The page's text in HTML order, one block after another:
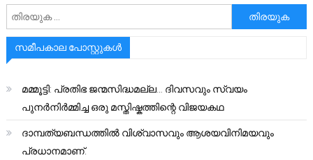
അനേഷിക്കുക
സമീപകാല പോസ്റ്റുകൾ
മമ്മൂട്ടി: പ്രതിഭ ജന്മസിദ്ധമല്ല… ദിവസവും സ്വയം
പുനർനിർമ്മിച്ച ഒരു മസ്തിഷ്കത്തിന്റെ വിജയകഥ
ദാമ്പത്യബന്ധത്തിൽ വിശ്വാസവും ആശയവിനിമയവും
പ്രധാനമാണ്.